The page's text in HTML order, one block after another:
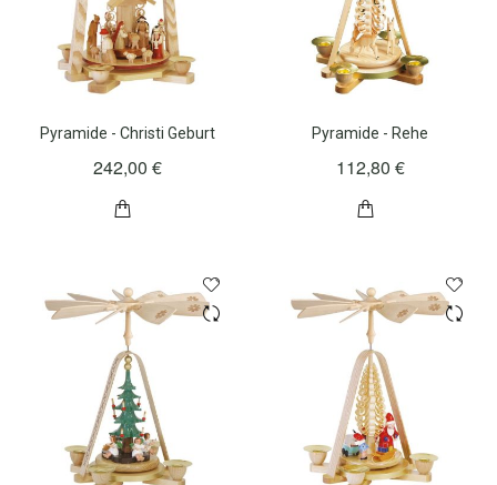
Pyramide - Christi Geburt
242,00 €
Pyramide - Rehe
112,80 €